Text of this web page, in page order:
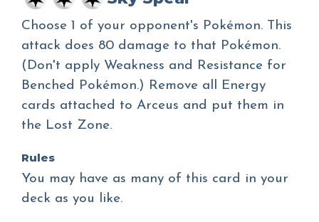
Choose 1 of your opponent's Pokémon. This
attack does 80 damage to that Pokémon.
(Don't apply Weakness and Resistance for
Benched Pokémon.) Remove all Energy
cards attached to Arceus and put them in
the Lost Zone.
Rules
You may have as many of this card in your
deck as you like.